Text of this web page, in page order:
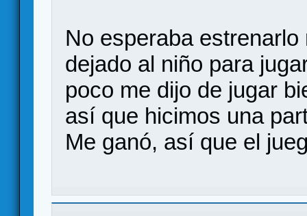
No esperaba
dejado al niño para
poco me dijo de jugar
así que hicimos una
Me ganó, así que el